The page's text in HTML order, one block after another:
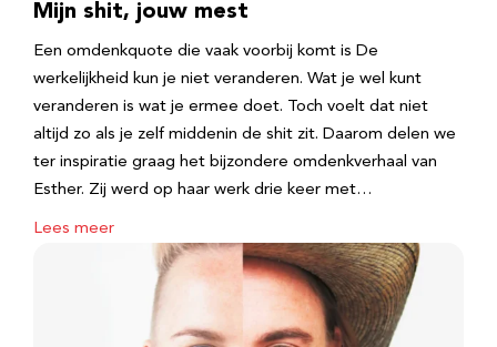
Mijn shit, jouw mest
Een omdenkquote die vaak voorbij komt is De
werkelijkheid kun je niet veranderen. Wat je wel kunt
veranderen is wat je ermee doet. Toch voelt dat niet
altijd zo als je zelf middenin de shit zit. Daarom delen we
ter inspiratie graag het bijzondere omdenkverhaal van
Esther. Zij werd op haar werk drie keer met…
Lees meer